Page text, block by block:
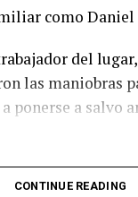
como Daniel
del
las maniobras
ponerse a salvo
realizó
CONTINUE READING